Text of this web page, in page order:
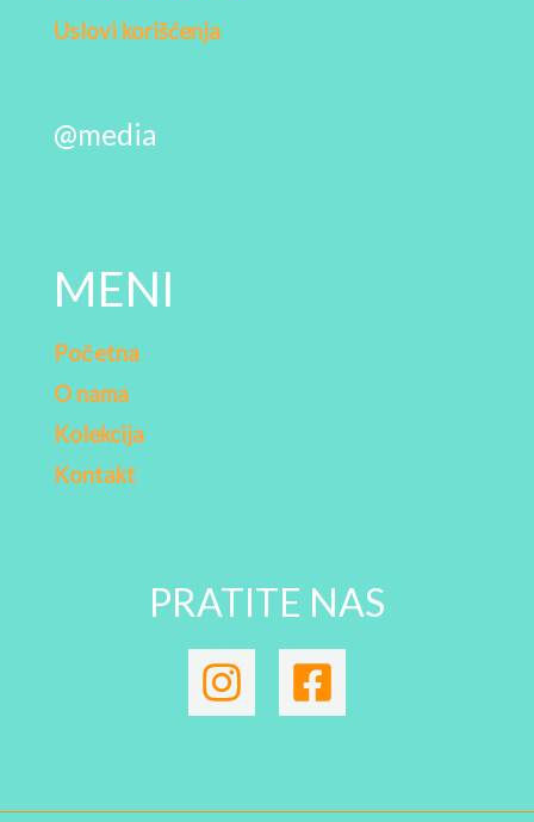
Uslovi korišćenja
@media
MENI
Početna
O nama
Kolekcija
Kontakt
PRATITE NAS